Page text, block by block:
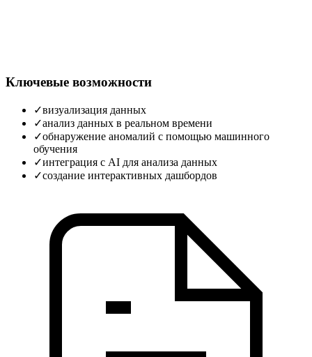
Ключевые возможности
✓визуализация данных
✓анализ данных в реальном времени
✓обнаружение аномалий с помощью машинного
обучения
✓интеграция с AI для анализа данных
✓создание интерактивных дашбордов